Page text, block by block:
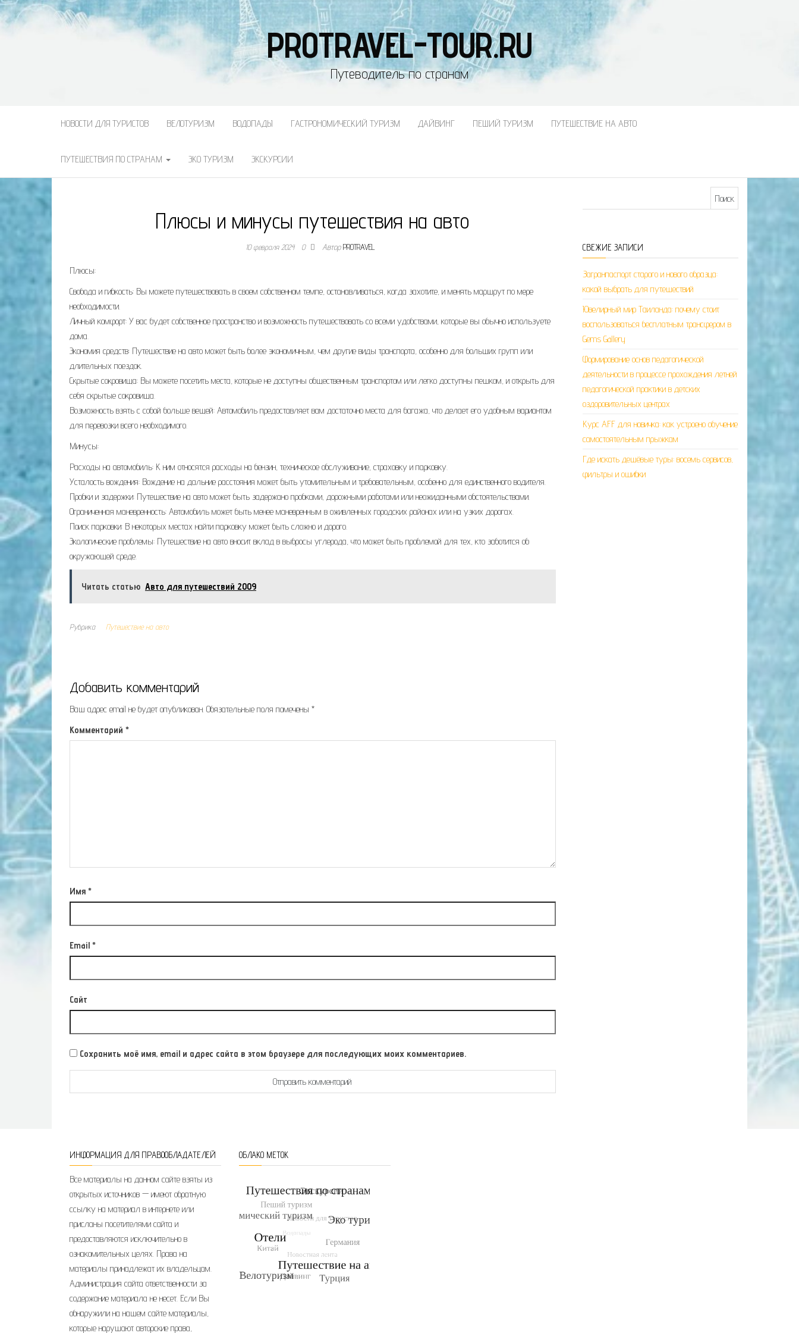
PROTRAVEL-TOUR.RU
Путеводитель по странам
НОВОСТИ ДЛЯ ТУРИСТОВ ВЕЛОТУРИЗМ ВОДОПАДЫ ГАСТРОНОМИЧЕСКИЙ ТУРИЗМ ДАЙВИНГ ПЕШИЙ ТУРИЗМ ПУТЕШЕСТВИЕ НА АВТО
ПУТЕШЕСТВИЯ ПО СТРАНАМ ЭКО ТУРИЗМ ЭКСКУРСИИ
Плюсы и минусы путешествия на авто
10 февраля 2024 0 АвторPROTRAVEL
Плюсы:
Свобода и гибкость: Вы можете путешествовать в своем собственном темпе, останавливаться, когда захотите, и менять маршрут по мере
необходимости.
Личный комфорт: У вас будет собственное пространство и возможность путешествовать со всеми удобствами, которые вы обычно используете
дома.
Экономия средств: Путешествие на авто может быть более экономичным, чем другие виды транспорта, особенно для больших групп или
длительных поездок.
Скрытые сокровища: Вы можете посетить места, которые не доступны общественным транспортом или легко доступны пешком, и открыть для
себя скрытые сокровища.
Возможность взять с собой больше вещей: Автомобиль предоставляет вам достаточно места для багажа, что делает его удобным вариантом
для перевозки всего необходимого.
Минусы:
Расходы на автомобиль: К ним относятся расходы на бензин, техническое обслуживание, страховку и парковку.
Усталость вождения: Вождение на дальние расстояния может быть утомительным и требовательным, особенно для единственного водителя.
Пробки и задержки: Путешествие на авто может быть задержано пробками, дорожными работами или неожиданными обстоятельствами.
Ограниченная маневренность: Автомобиль может быть менее маневренным в оживленных городских районах или на узких дорогах.
Поиск парковки: В некоторых местах найти парковку может быть сложно и дорого.
Экологические проблемы: Путешествие на авто вносит вклад в выбросы углерода, что может быть проблемой для тех, кто заботится об
окружающей среде.
Читать статью Авто для путешествий 2009
Рубрика Путешествие на авто
Добавить комментарий
Ваш адрес email не будет опубликован. Обязательные поля помечены *
Комментарий *
Имя *
Email *
Сайт
Сохранить моё имя, email и адрес сайта в этом браузере для последующих моих комментариев.
СВЕЖИЕ ЗАПИСИ
Загранпаспорт старого и нового образца:
какой выбрать для путешествий
Ювелирный мир Таиланда: почему стоит
воспользоваться бесплатным трансфером в
Gems Gallery
Формирование основ педагогической
деятельности в процессе прохождения летней
педагогической практики в детских
оздоровительных центрах
Курс AFF для новичка: как устроено обучение
самостоятельным прыжкам
Где искать дешёвые туры: восемь сервисов,
фильтры и ошибки
ИНФОРМАЦИЯ ДЛЯ ПРАВООБЛАДАТЕЛЕЙ
Все материалы на данном сайте взяты из
открытых источников — имеют обратную
ссылку на материал в интернете или
присланы посетителями сайта и
предоставляются исключительно в
ознакомительных целях. Права на
материалы принадлежат их владельцам.
Администрация сайта ответственности за
содержание материала не несет. Если Вы
обнаружили на нашем сайте материалы,
которые нарушают авторские права,
ОБЛАКО МЕТОК